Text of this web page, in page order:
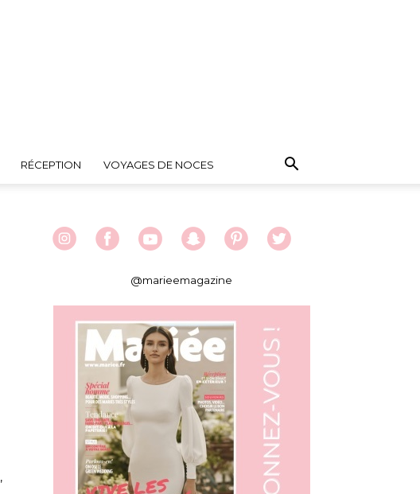
RÉCEPTION VOYAGES DE NOCES
,
@marieemagazine